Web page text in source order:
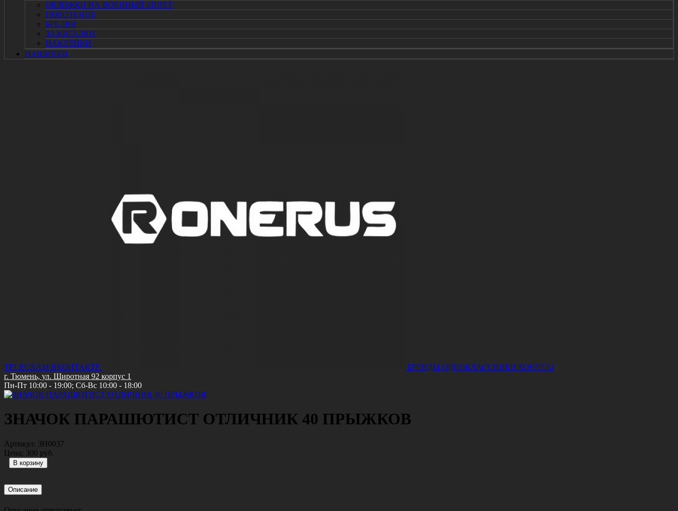
ОБЛОЖКИ НА ВОЕННЫЙ БИЛЕТ
ПОЛОТЕНЦЕ
БРЕЛКИ
ЗАЖИГАЛКИ
НАКЛЕЙКИ
НАШИВКИ
TELEGRAM ВКОНТАКТЕ БРЕНДЫ ОДНОКЛАССНИКИ БОНУСЫ
г. Тюмень, ул. Широтная 92 корпус 1
Пн-Пт 10:00 - 19:00; Сб-Вс 10:00 - 18:00
ЗНАЧОК ПАРАШЮТИСТ ОТЛИЧНИК 40 ПРЫЖКОВ
Артикул: ЗН0037
Цена: 300 руб.
Описание